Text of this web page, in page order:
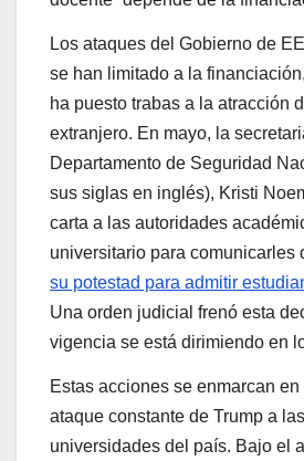
Los ataques del Gobierno de
se han limitado a la
ha puesto trabas a la atracción
extranjero. En mayo, la
Departamento de Seguridad
sus siglas en inglés), Kristi
carta a las autoridades
universitario para comunicarles
su potestad para admitir
Una orden judicial frenó esta
vigencia se está dirimiendo en
Estas acciones se enmarcan
ataque constante de Trump a
universidades del país. Bajo el